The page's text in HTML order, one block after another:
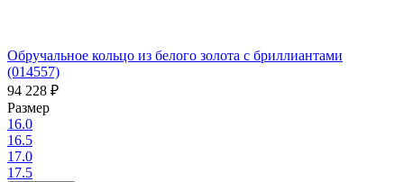
Обручальное кольцо из белого золота с бриллиантами
(014557)
94 228 ₽
Размер
16.0
16.5
17.0
17.5